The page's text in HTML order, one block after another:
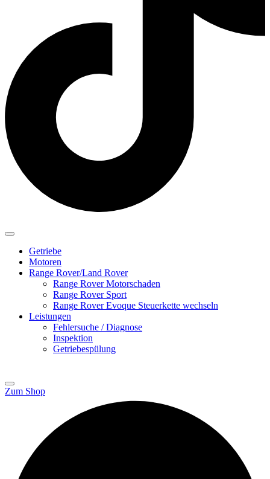
Getriebe
Motoren
Range Rover/Land Rover
Range Rover Motorschaden
Range Rover Sport
Range Rover Evoque Steuerkette wechseln
Leistungen
Fehlersuche / Diagnose
Inspektion
Getriebespülung
Zum Shop